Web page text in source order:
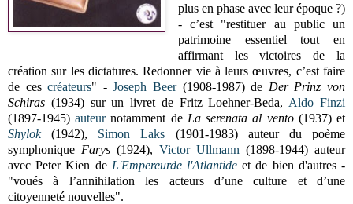
plus en phase avec leur époque ?)
- c’est "restituer au public un
patrimoine essentiel tout en
affirmant les victoires de la
création sur les dictatures. Redonner vie à leurs œuvres, c’est faire
de cescréateurs" -Joseph Beer(1908-1987) de Der Prinz von
Schiras (1934) sur un livret de Fritz Loehner-Beda, Aldo Finzi
(1897-1945)auteurnotamment de La serenata al vento (1937) et
Shylok
(1942), Simon Laks (1901-1983) auteur du poème
symphonique Farys (1924), Victor Ullmann (1898-1944) auteur
avec Peter Kien de L'Empereurde l'Atlantide et de bien d'autres -
"voués à l’annihilation les acteurs d’une culture et d’une
citoyenneté nouvelles".